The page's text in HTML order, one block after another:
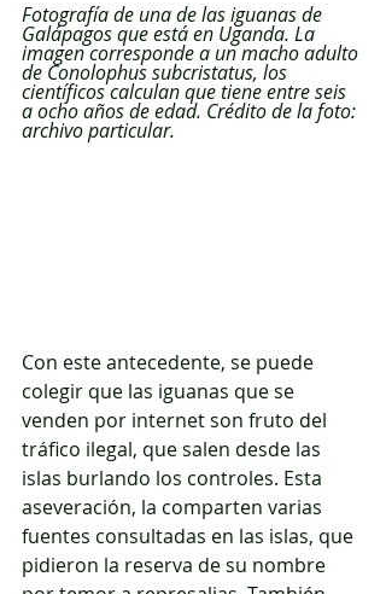
Fotografía de una de las iguanas de
Galápagos que está en Uganda. La
imagen corresponde a un macho adulto
de Conolophus subcristatus, los
científicos calculan que tiene entre seis
a ocho años de edad. Crédito de la foto:
archivo particular.
Con este antecedente, se puede
colegir que las iguanas que se
venden por internet son fruto del
tráfico ilegal, que salen desde las
islas burlando los controles. Esta
aseveración, la comparten varias
fuentes consultadas en las islas, que
pidieron la reserva de su nombre